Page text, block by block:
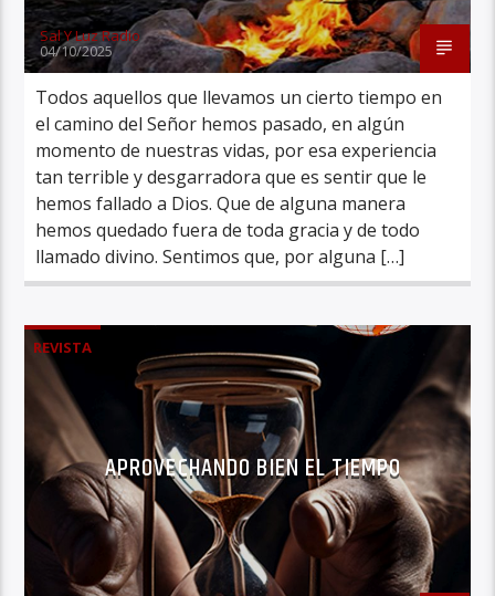
Sal Y Luz Radio
04/10/2025
Todos aquellos que llevamos un cierto tiempo en
el camino del Señor hemos pasado, en algún
momento de nuestras vidas, por esa experiencia
tan terrible y desgarradora que es sentir que le
hemos fallado a Dios. Que de alguna manera
hemos quedado fuera de toda gracia y de todo
llamado divino. Sentimos que, por alguna […]
REVISTA
APROVECHANDO BIEN EL TIEMPO